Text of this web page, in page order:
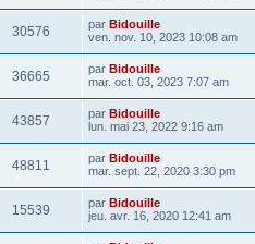
30576 par Bidouille
ven. nov. 10, 2023 10:08 am
36665 par Bidouille
mar. oct. 03, 2023 7:07 am
43857 par Bidouille
lun. mai 23, 2022 9:16 am
48811 par Bidouille
mar. sept. 22, 2020 3:30 pm
15539 par Bidouille
jeu. avr. 16, 2020 12:41 am